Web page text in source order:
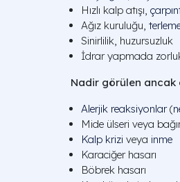
Hızlı kalp atışı,
Ağız kuruluğu,
Sinirlilik, huzursuzluk
İdrar yapmada
Nadir görülen ancak
Alerjik reaksiyonlar(
Mide ülseri veya
Kalp krizi veya inme
Karaciğer hasarı
Böbrek hasarı